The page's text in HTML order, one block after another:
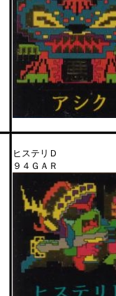
ヒステリＤ
９４ＧＡＲ